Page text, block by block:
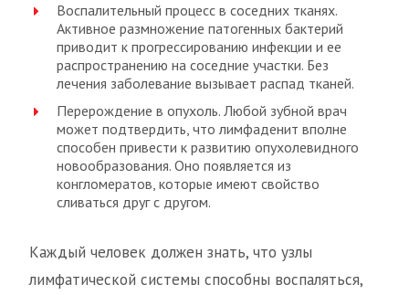
Воспалительный процесс в соседних тканях.
Активное размножение патогенных бактерий
приводит к прогрессированию инфекции и ее
распространению на соседние участки. Без
лечения заболевание вызывает распад тканей.
Перерождение в опухоль. Любой зубной врач
может подтвердить, что лимфаденит вполне
способен привести к развитию опухолевидного
новообразования. Оно появляется из
конгломератов, которые имеют свойство
сливаться друг с другом.
Каждый человек должен знать, что узлы
лимфатической системы способны воспаляться,